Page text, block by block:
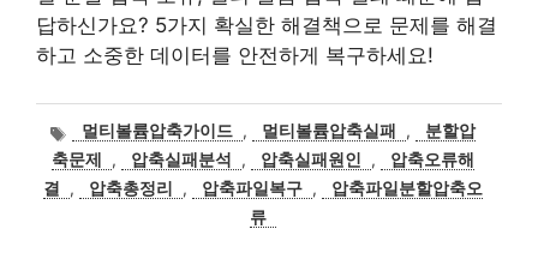
답하신가요? 5가지 확실한 해결책으로 문제를 해결
하고 소중한 데이터를 안전하게 복구하세요!
태
그
멀티볼륨압축가이드 , 멀티볼륨압축실패 ,
분할압
축문제
, 압축실패분석 , 압축실패원인 ,
압축오류해
결
, 압축총정리 , 압축파일복구 ,
압축파일분할압축오
류